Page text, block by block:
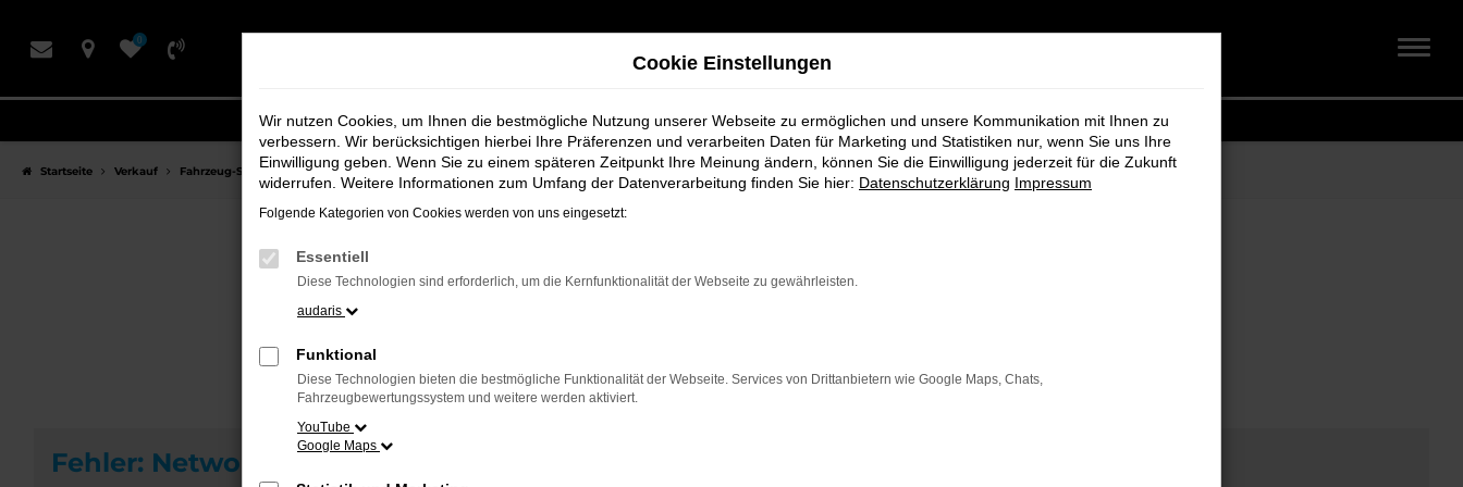
Hauptinhalt
0
Startseite Verkauf Fahrzeug-Showroom
Fahrzeug-Showroom
Fehler: Network Error
Cookie Einstellungen
Wir nutzen Cookies, um Ihnen die bestmögliche Nutzung unserer Webseite zu ermöglichen und unsere Kommunikation mit Ihnen zu
verbessern. Wir berücksichtigen hierbei Ihre Präferenzen und verarbeiten Daten für Marketing und Statistiken nur, wenn Sie uns Ihre
Einwilligung geben. Wenn Sie zu einem späteren Zeitpunkt Ihre Meinung ändern, können Sie die Einwilligung jederzeit für die Zukunft
widerrufen. Weitere Informationen zum Umfang der Datenverarbeitung finden Sie hier: Datenschutzerklärung Impressum
Folgende Kategorien von Cookies werden von uns eingesetzt:
Essentiell
Diese Technologien sind erforderlich, um die Kernfunktionalität der Webseite zu gewährleisten.
audaris
Funktional
Diese Technologien bieten die bestmögliche Funktionalität der Webseite. Services von Drittanbietern wie Google Maps, Chats,
Fahrzeugbewertungssystem und weitere werden aktiviert.
YouTube
Google Maps